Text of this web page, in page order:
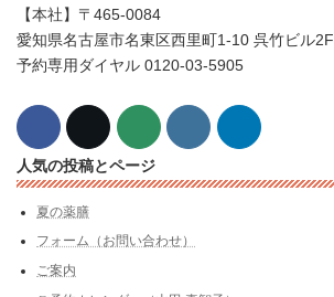
【本社】〒465-0084
愛知県名古屋市名東区西里町1-10 呉竹ビル2F
予約専用ダイヤル 0120-03-5905
人気の投稿とページ
夏の薬膳
フォーム（お問い合わせ）
ご案内